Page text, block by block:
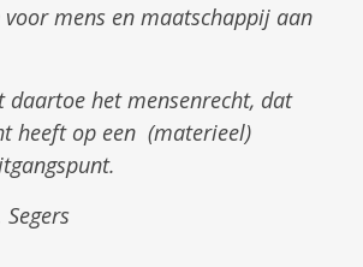
voor mens en maatschappij aan
daartoe het mensenrecht, dat
heeft op een (materieel)
Segers